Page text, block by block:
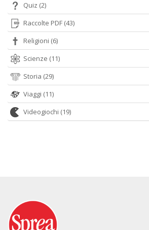
Quiz (2)
Raccolte PDF (43)
Religioni (6)
Scienze (11)
Storia (29)
Viaggi (11)
Videogiochi (19)